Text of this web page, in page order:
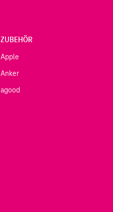
ZUBEHÖR
Apple
Anker
agood